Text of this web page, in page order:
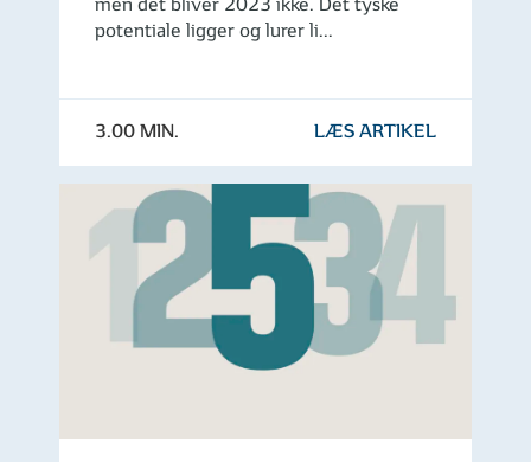
men det bliver 2023 ikke. Det tyske
potentiale ligger og lurer li...
3.00 MIN. LÆS ARTIKEL